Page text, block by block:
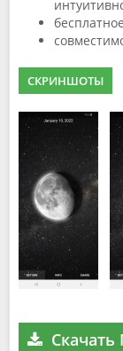
СКРИНШОТЫ
Скачать